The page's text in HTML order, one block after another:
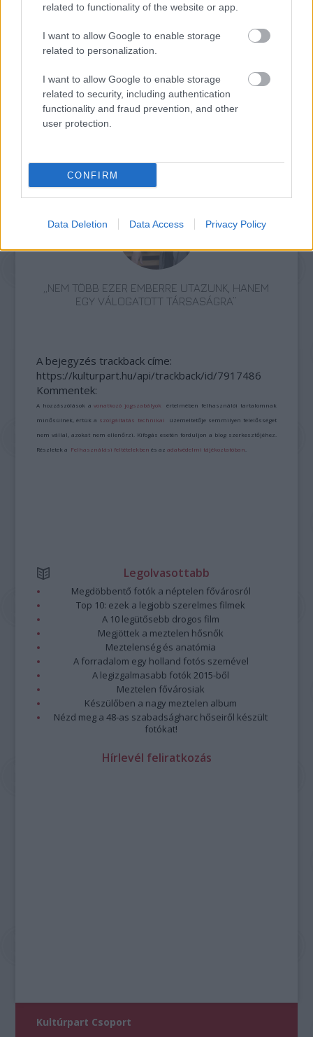
related to functionality of the website or app.
I want to allow Google to enable storage
related to personalization.
I want to allow Google to enable storage
related to security, including authentication
functionality and fraud prevention, and other
user protection.
CONFIRM
Data Deletion Data Access Privacy Policy
AZ EMBERSÉG ÜNNEPE
ETNOFON AZ I. ONIFESZT-EN
„NEM TÖBB EZER EMBERRE UTAZUNK, HANEM
EGY VÁLOGATOTT TÁRSASÁGRA”
A bejegyzés trackback címe:
https://kulturpart.hu/api/trackback/id/7917486
Kommentek:
A hozzászólások avonatkozó jogszabályok értelmében felhasználói tartalomnak
minősülnek, értük a szolgáltatás technikai üzemeltetője semmilyen felelősséget
nem vállal, azokat nem ellenőrzi. Kifogás esetén forduljon a blog szerkesztőjéhez.
Részletek a Felhasználási feltételekben és azadatvédelmi tájékoztatóban
Legolvasottabb
Megdöbbentő fotók a néptelen fővárosról
Top 10: ezek a legjobb szerelmes filmek
A 10 legütősebb drogos film
Megjöttek a meztelen hősnők
Meztelenség és anatómia
A forradalom egy holland fotós szemével
A legizgalmasabb fotók 2015-ből
Meztelen fővárosiak
Készülőben a nagy meztelen album
Nézd meg a 48-as szabadságharc hőseiről készült
fotókat!
Hírlevél feliratkozás
Kultúrpart Csoport